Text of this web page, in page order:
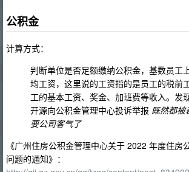
公积金
计算方式：
判断单位是否足额缴纳公积金，基数员工
均工资，这里说的工资指的是员工的税前
工的基本工资、奖金、加班费等收入。发
开源向公积金管理中心投诉举报 既然都被
要公司客气了
《广州住房公积金管理中心关于 2022 年度住房
问题的通知》：